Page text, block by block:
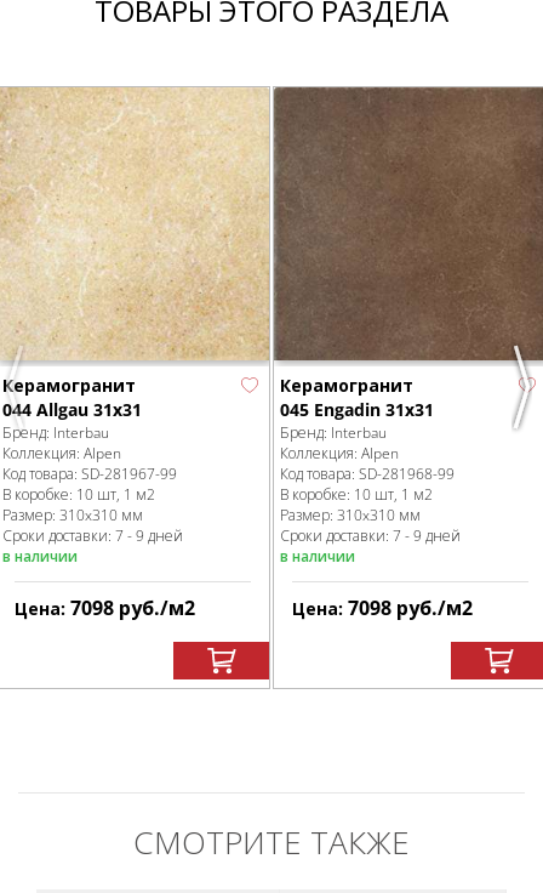
ТОВАРЫ ЭТОГО РАЗДЕЛА
Previous
Керамогранит
044 Allgau 31x31
Бренд: Interbau
Коллекция: Alpen
Код товара: SD-281967-99
В коробке: 10 шт, 1 м2
Размер: 310x310 мм
Сроки доставки: 7 - 9 дней
в наличии
Цена: 7098 руб./м2
Керамогранит
045 Engadin 31x31
Бренд: Interbau
Коллекция: Alpen
Код товара: SD-281968-99
В коробке: 10 шт, 1 м2
Размер: 310x310 мм
Сроки доставки: 7 - 9 дней
в наличии
Цена: 7098 руб./м2
СМОТРИТЕ ТАКЖЕ